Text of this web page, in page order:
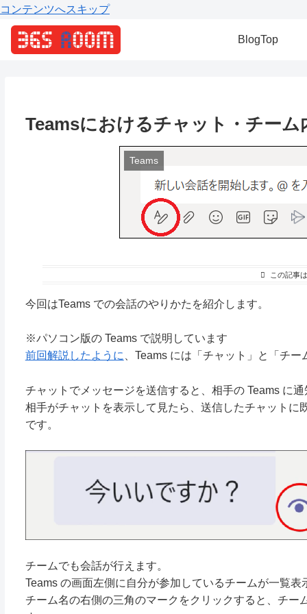
コンテンツへスキップ
BlogTop
Teamsにおけるチャット・チーム
Teams
この記事は
今回はTeams での会話のやりかたを紹介します。
※パソコン版の Teams で説明しています
前回解説したように
、Teams には「チャット」と「チ
チャットでメッセージを送信すると、相手の Teams に
相手がチャットを表示して見たら、送信したチャット
です。
チームでも会話が行えます。
Teams の画面左側に自分が参加しているチームが一覧表
チーム名の右側の三角のマークをクリックすると、チ